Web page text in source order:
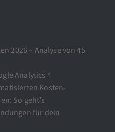
2026 – Analyse von 45
Analytics 4
Kosten-
So geht’s
für dein